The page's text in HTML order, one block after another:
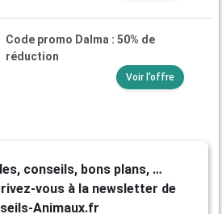
Code promo Dalma : 50% de
réduction
Voir l'offre
conseils, bons plans, …
vous à la newsletter de
Animaux.fr